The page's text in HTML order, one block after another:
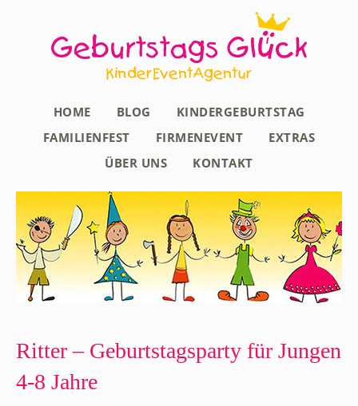
HOME BLOG
KINDERGEBURTSTAG
FAMILIENFEST
FIRMENEVENT
EXTRAS
ÜBER UNS
KONTAKT
Ritter – Geburtstagsparty für Jungen
4-8 Jahre